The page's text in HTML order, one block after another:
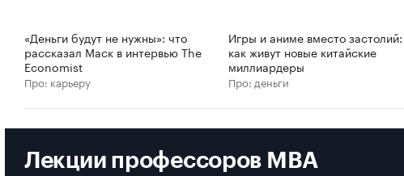
«Деньги будут не нужны»: что
рассказал Маск в интервью The
Economist
Про: карьеру
Игры и аниме вместо застолий:
как живут новые китайские
миллиардеры
Про: деньги
Лекции профессоров MBA